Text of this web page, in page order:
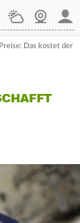
WetterWebcam
Das kostet der